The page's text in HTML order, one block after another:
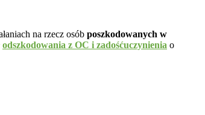
na rzecz osób poszkodowanych w
odszkodowania z OC i zadośćuczynienia o